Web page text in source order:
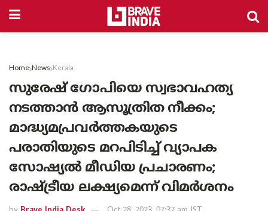
Home News Kerala
സുരേഷ് ഗോപിയെ സ്വഭാവഹത്യ
നടത്താൻ ആസൂത്രിത നീക്കം;
മാദ്ധ്യമപ്രവർത്തകയുടെ
പരാതിയുടെ മറപിടിച്ച് വ്യാപക
സോഷ്യൽ മീഡിയ പ്രചാരണം;
രാഷ്ട്രീയ ലക്ഷ്യമെന്ന് വിമർശനം